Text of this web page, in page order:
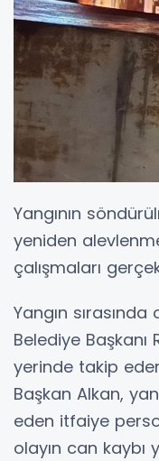
Yangının
yeniden
çalışmaları
Yangın
Belediye Başkanı
yerinde takip
Başkan Alkan,
eden itfaiye
olayın can